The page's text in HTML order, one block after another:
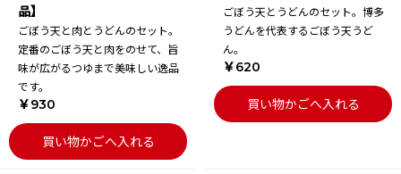
品】
ごぼう天と肉とうどんのセット。
定番のごぼう天と肉をのせて、旨
味が広がるつゆまで美味しい逸品
です。
￥930
買い物かごへ入れる
ごぼう天とうどんのセット。博多
うどんを代表するごぼう天うど
ん。
￥620
買い物かごへ入れる